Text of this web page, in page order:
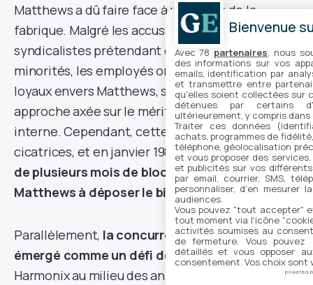
Matthews a dû faire face à un blocus de la
fabrique. Malgré les accusations de certains
syndicalistes prétendant qu’il exploitait les
minorités, les employés ont choisi de rester
loyaux envers Matthews, soulignant son
approche axée sur le mérite et la promotion
interne. Cependant, cette période a laissé des
cicatrices, et en janvier 1981,les répercussions
de plusieurs mois de blocage ont contraint
Matthews à déposer le bilan.
Parallèlement, la concurrence japonaise a
émergé comme un défi de taillepour Electro
Harmonix au milieu des années 1980. Bien que la
Bienvenue
Avec 78 partenaires , nous
des informations sur vos
emails, identification par
et transmettre entre
qu'elles soient collectées sur
détenues par certains
ultérieurement, y compris
Traiter ces données
achats, programmes de
téléphone, géolocalisation
et vous proposer des
et publicités sur vos
par email, courrier, SMS,
personnaliser, d'en mesurer
audiences.
Vous pouvez "tout accepter"
tout moment via l'icône
activités soumises au
de fermeture. Vous
détaillés et vous opposer
consentement. Vos choix sont
powered